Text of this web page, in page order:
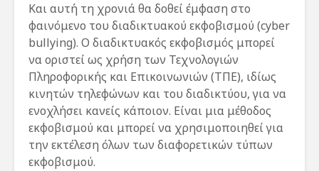
Και αυτή τη χρονιά θα δοθεί έμφαση στο
φαινόμενο του διαδικτυακού εκφοβισμού (cyber
bullying). Ο διαδικτυακός εκφοβισμός μπορεί
να οριστεί ως χρήση των Τεχνολογιών
Πληροφορικής και Επικοινωνιών (ΤΠΕ), ιδίως
κινητών τηλεφώνων και του διαδικτύου, για να
ενοχλήσει κανείς κάποιον. Είναι μια μέθοδος
εκφοβισμού και μπορεί να χρησιμοποιηθεί για
την εκτέλεση όλων των διαφορετικών τύπων
εκφοβισμού.